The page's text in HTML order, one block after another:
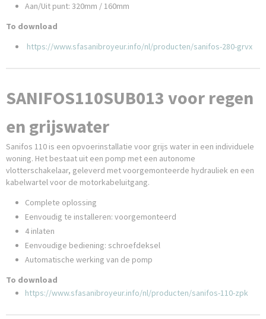
Aan/Uit punt: 320mm / 160mm
To download
https://www.sfasanibroyeur.info/nl/producten/sanifos-280-grvx
SANIFOS110SUB013 voor regen
en grijswater
Sanifos 110 is een opvoerinstallatie voor grijs water in een individuele
woning. Het bestaat uit een pomp met een autonome
vlotterschakelaar, geleverd met voorgemonteerde hydrauliek en een
kabelwartel voor de motorkabeluitgang.
Complete oplossing
Eenvoudig te installeren: voorgemonteerd
4 inlaten
Eenvoudige bediening: schroefdeksel
Automatische werking van de pomp
To download
https://www.sfasanibroyeur.info/nl/producten/sanifos-110-zpk